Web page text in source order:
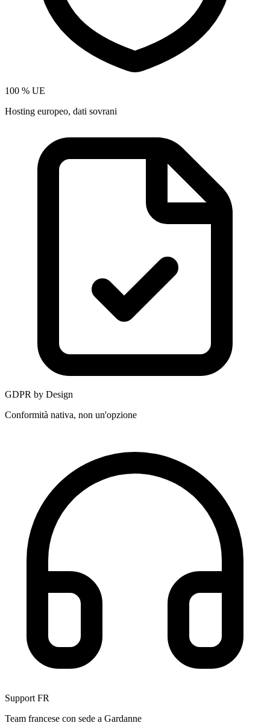
100 % UE
Hosting europeo, dati sovrani
GDPR by Design
Conformità nativa, non un'opzione
Support FR
Team francese con sede a Gardanne